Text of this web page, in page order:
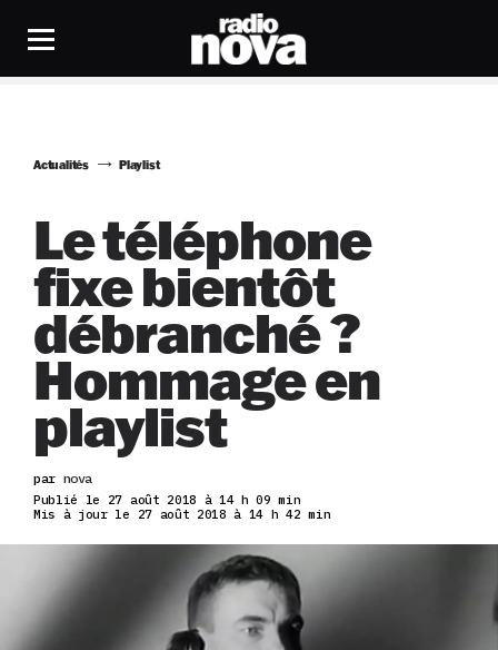
Actualités Playlist
Le téléphone
fixe bientôt
débranché ?
Hommage en
playlist
par nova
Publié le 27 août 2018 à 14 h 09 min
Mis à jour le 27 août 2018 à 14 h 42 min